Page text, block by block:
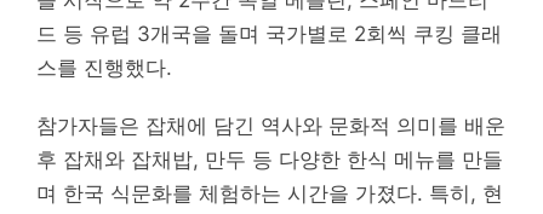
드 등 유럽 3개국을 돌며 국가별로 2회씩 쿠킹 클래
스를 진행했다.
참가자들은 잡채에 담긴 역사와 문화적 의미를 배운
후 잡채와 잡채밥, 만두 등 다양한 한식 메뉴를 만들
며 한국 식문화를 체험하는 시간을 가졌다. 특히, 현